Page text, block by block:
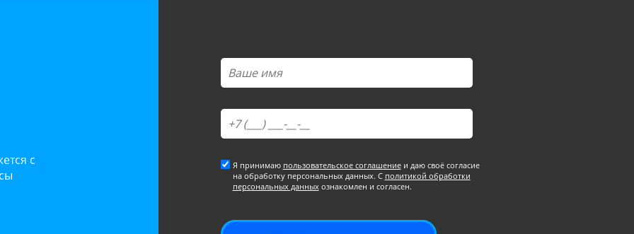
с
Я принимаю пользовательское соглашениеи даю своё согласие
на обработку персональных данных. С политикой обработки
персональных данныхознакомлен и согласен.